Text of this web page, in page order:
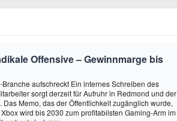
Offensive – Gewinnmarge bis
aufschreckt Ein internes Schreiben des
sorgt derzeit für Aufruhr in Redmond und der
Memo, das der Öffentlichkeit zugänglich wurde,
wird bis 2030 zum profitabilsten Gaming-Arm im